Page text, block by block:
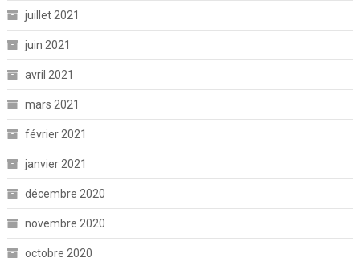
juillet 2021
juin 2021
avril 2021
mars 2021
février 2021
janvier 2021
décembre 2020
novembre 2020
octobre 2020